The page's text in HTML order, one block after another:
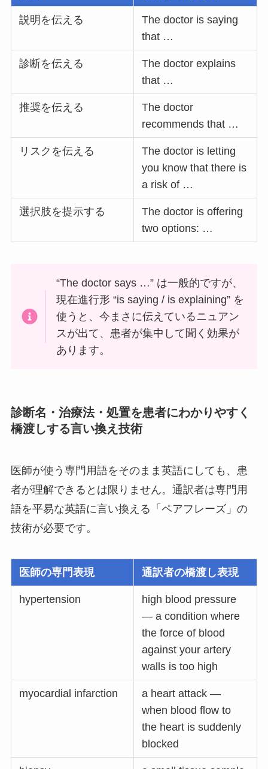
説明を伝える
The doctor is saying
that …
診断を伝える
The doctor explains
that …
推奨を伝える
The doctor
recommends that …
リスクを伝える
The doctor is letting
you know that there is
a risk of …
選択肢を提示する
The doctor is offering
two options: …
“The doctor says …” は一般的ですが、
現在進行形 “is saying / is explaining” を
使うと、今まさに伝えているニュアン
スが出て、患者が集中して聞く効果が
あります。
診断名・治療法・処置を患者にわかりやすく
橋渡しする言い換え技術
医師が使う専門用語をそのまま英語にしても、患
者が理解できるとは限りません。通訳者は専門用
語を平易な英語に言い換える「ペアフレーズ」の
技術が必要です。
医師の専門表現 通訳者の橋渡し表現
hypertension
high blood pressure
— a condition where
the force of blood
against your artery
walls is too high
myocardial infarction
a heart attack —
when blood flow to
the heart is suddenly
blocked